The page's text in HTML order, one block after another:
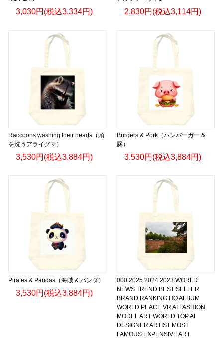
3,030円(税込3,334円) 2,830円(税込3,114円)
Raccoons washing their heads（頭
を洗うアライグマ）
3,530円(税込3,884円)
Burgers & Pork（ハンバーガー &
豚）
3,530円(税込3,884円)
Pirates & Pandas（海賊 & パンダ）
3,530円(税込3,884円)
000 2025 2024 2023 WORLD
NEWS TREND BEST SELLER
BRAND RANKING HQ ALBUM
WORLD PEACE VR AI FASHION
MODEL ART WORLD TOP AI
DESIGNER ARTIST MOST
FAMOUS EXPENSIVE ART